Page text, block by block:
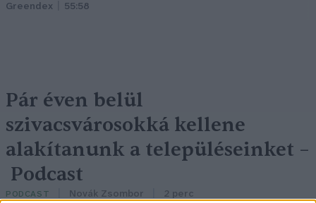
Greendex 55:58
Pár éven belül
szivacsvárosokká kellene
alakítanunk a településeinket –
Podcast
PODCAST Novák Zsombor 2 perc